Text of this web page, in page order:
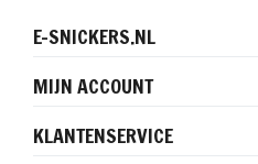
E-SNICKERS.NL
MIJN ACCOUNT
KLANTENSERVICE